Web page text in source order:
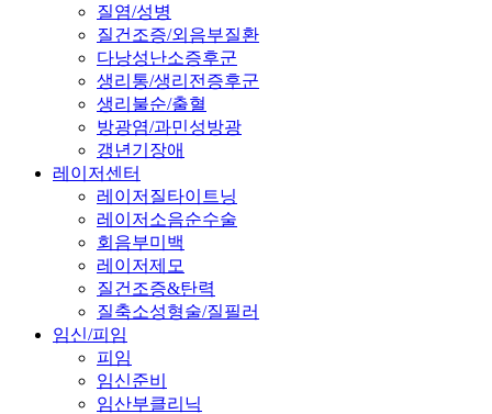
질염/성병
질건조증/외음부질환
다낭성난소증후군
생리통/생리전증후군
생리불순/출혈
방광염/과민성방광
갱년기장애
레이저센터
레이저질타이트닝
레이저소음순수술
회음부미백
레이저제모
질건조증&탄력
질축소성형술/질필러
임신/피임
피임
임신준비
임산부클리닉